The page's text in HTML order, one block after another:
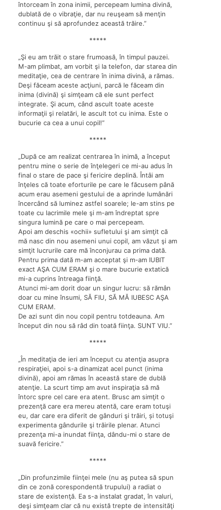
întorceam în zona inimii, percepeam lumina divină,
dublată de o vibraţie, dar nu reuşeam să menţin
continuu şi să aprofundez această trăire.”
*****
„Şi eu am trăit o stare frumoasă, în timpul pauzei.
M-am plimbat, am vorbit şi la telefon, dar starea din
meditaţie, cea de centrare în inima divină, a rămas.
Deşi făceam aceste acţiuni, parcă le făceam din
inima (divină) şi simţeam că ele sunt perfect
integrate. Şi acum, când ascult toate aceste
informaţii şi relatări, le ascult tot cu inima. Este o
bucurie ca cea a unui copil!”
*****
„După ce am realizat centrarea în inimă, a început
pentru mine o serie de înţelegeri ce mi-au adus în
final o stare de pace şi fericire deplină. Întâi am
înţeles că toate eforturile pe care le făcusem până
acum erau asemeni gestului de a aprinde lumânări
încercând să luminez astfel soarele; le-am stins pe
toate cu lacrimile mele şi m-am îndreptat spre
singura lumină pe care o mai percepeam.
Apoi am deschis «ochii» sufletului şi am simţit că
mă nasc din nou asemeni unui copil, am văzut şi am
simţit lucrurile care mă înconjurau ca prima dată.
Pentru prima dată m-am acceptat şi m-am IUBIT
exact AŞA CUM ERAM şi o mare bucurie extatică
mi-a cuprins întreaga fiinţă.
Atunci mi-am dorit doar un singur lucru: să rămân
doar cu mine însumi, SĂ FIU, SĂ MĂ IUBESC AŞA
CUM ERAM.
De azi sunt din nou copil pentru totdeauna. Am
început din nou să râd din toată fiinţa. SUNT VIU.”
*****
„În meditaţia de ieri am început cu atenţia asupra
respiraţiei, apoi s-a dinamizat acel punct (inima
divină), apoi am rămas în această stare de dublă
atenţie. La scurt timp am avut inspiraţia să mă
întorc spre cel care era atent. Brusc am simţit o
prezenţă care era mereu atentă, care eram totuşi
eu, dar care era diferit de gânduri şi trăiri, și totuşi
experimenta gândurile şi trăirile plenar. Atunci
prezenţa mi-a inundat fiinţa, dându-mi o stare de
suavă fericire.”
*****
„Din profunzimile fiinţei mele (nu aş putea să spun
din ce zonă corespondentă trupului) a radiat o
stare de existenţă. Ea s-a instalat gradat, în valuri,
deşi simţeam clar că nu există trepte de intensităţi